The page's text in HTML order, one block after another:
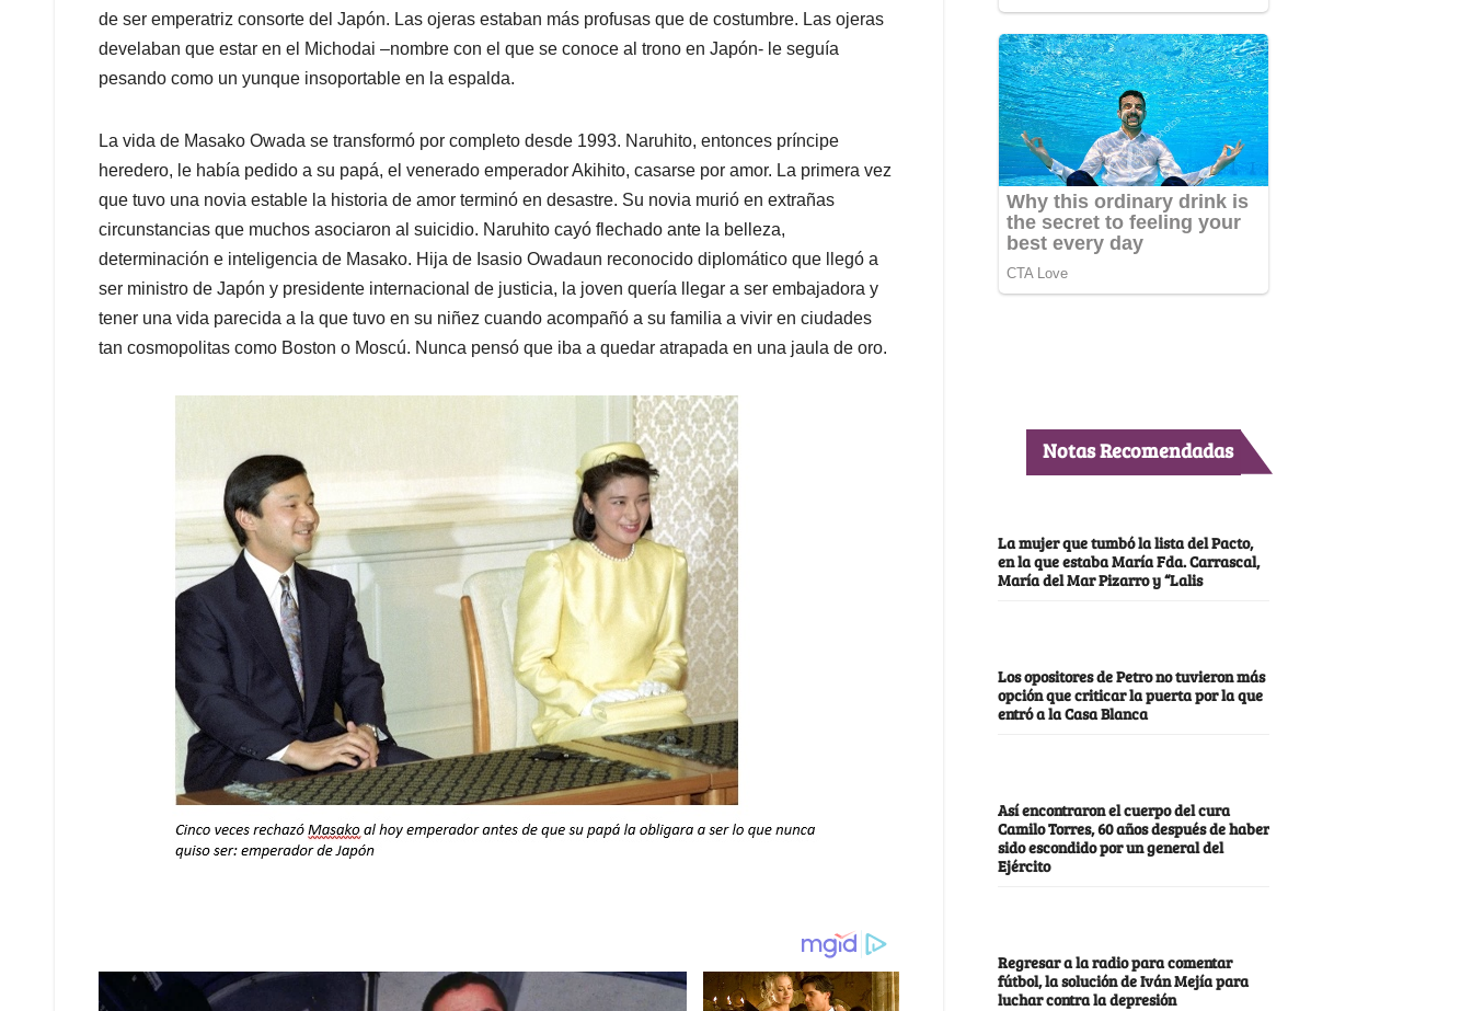
p
k
n
de ser emperatriz consorte del Japón. Las ojeras estaban más profusas que de costumbre. Las ojeras
develaban que estar en el Michodai –nombre con el que se conoce al trono en Japón- le seguía
pesando como un yunque insoportable en la espalda.
La vida de Masako Owada se transformó por completo desde 1993. Naruhito, entonces príncipe
heredero, le había pedido a su papá, el venerado emperador Akihito, casarse por amor. La primera vez
que tuvo una novia estable la historia de amor terminó en desastre. Su novia murió en extrañas
circunstancias que muchos asociaron al suicidio. Naruhito cayó flechado ante la belleza,
determinación e inteligencia de Masako. Hija de Isasio Owadaun reconocido diplomático que llegó a
ser ministro de Japón y presidente internacional de justicia, la joven quería llegar a ser embajadora y
tener una vida parecida a la que tuvo en su niñez cuando acompañó a su familia a vivir en ciudades
tan cosmopolitas como Boston o Moscú. Nunca pensó que iba a quedar atrapada en una jaula de oro.
Notas Recomendadas
La mujer que tumbó la lista del Pacto,
en la que estaba María Fda. Carrascal,
María del Mar Pizarro y “Lalis
Los opositores de Petro no tuvieron más
opción que criticar la puerta por la que
entró a la Casa Blanca
Así encontraron el cuerpo del cura
Camilo Torres, 60 años después de haber
sido escondido por un general del
Ejército
Regresar a la radio para comentar
fútbol, la solución de Iván Mejía para
luchar contra la depresión